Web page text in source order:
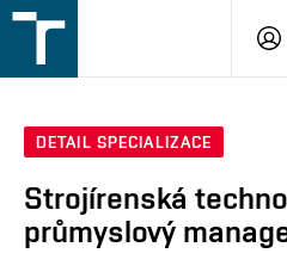
v
DETAIL SPECIALIZACE
Strojírenská
průmyslový